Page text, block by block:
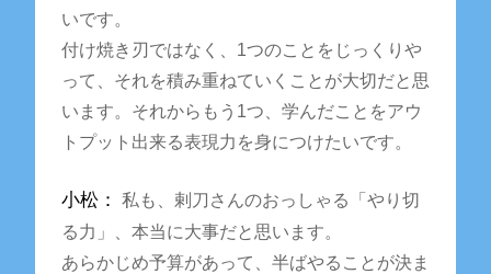
いです。
付け焼き刃ではなく、1つのことをじっくりや
って、それを積み重ねていくことが大切だと思
います。それからもう1つ、学んだことをアウ
トプット出来る表現力を身につけたいです。
小松：
私も、剌刀さんのおっしゃる「やり切
る力」、本当に大事だと思います。
あらかじめ予算があって、半ばやることが決ま